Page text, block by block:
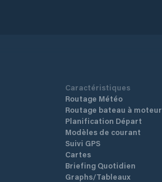
Caractéristiques
Routage Météo
Routage bateau à moteur
Planification Départ
Modèles de courant
Suivi GPS
Cartes
Briefing Quotidien
Graphs/Tableaux